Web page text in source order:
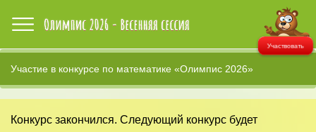
Участвовать
Участие в конкурсе по математике «Олимпис 2026»
Конкурс закончился. Следующий конкурс будет